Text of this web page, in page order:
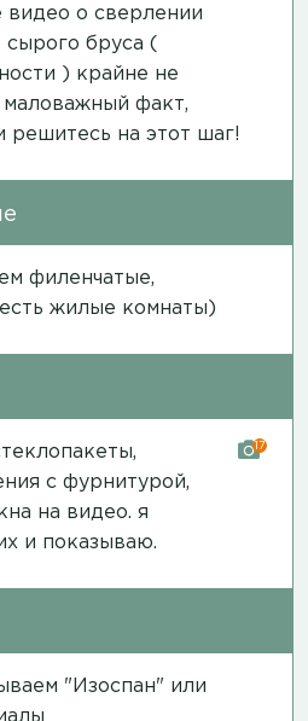
видео о сверлении
сырого бруса (
) крайне не
факт,
решитесь на этот шаг!
филенчатые,
жилые комнаты)
с фурнитурой,
на видео. я
и показываю.
17
"Изоспан" или